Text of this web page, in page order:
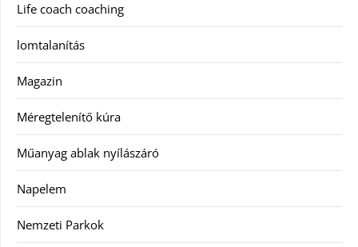
Life coach coaching
lomtalanítás
Magazin
Méregtelenítő kúra
Műanyag ablak nyílászáró
Napelem
Nemzeti Parkok